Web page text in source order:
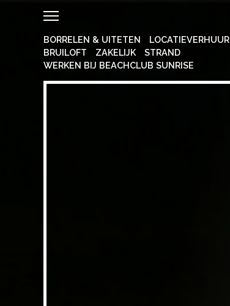
BORRELEN & UITETEN
LOCATIEVERHUUR
BRUILOFT
ZAKELIJK
STRAND
WERKEN BIJ BEACHCLUB SUNRISE